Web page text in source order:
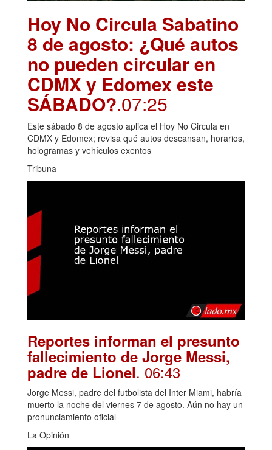
Hoy No Circula Sabatino
8 de agosto: ¿Qué autos
no pueden circular en
CDMX y Edomex este
SÁBADO?.07:25
Este sábado 8 de agosto aplica el Hoy No Circula en
CDMX y Edomex; revisa qué autos descansan, horarios,
hologramas y vehículos exentos
Tribuna
Reportes informan el presunto
fallecimiento de Jorge Messi,
padre de Lionel. 06:43
Jorge Messi, padre del futbolista del Inter Miami, habría
muerto la noche del viernes 7 de agosto. Aún no hay un
pronunciamiento oficial
La Opinión